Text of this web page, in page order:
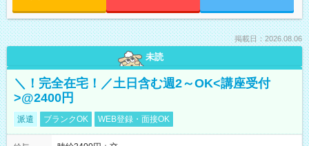
掲載日：2026.08.06
未読
＼！完全在宅！／土日含む週2～OK<講座受付
>@2400円
派遣 ブランクOK WEB登録・面接OK